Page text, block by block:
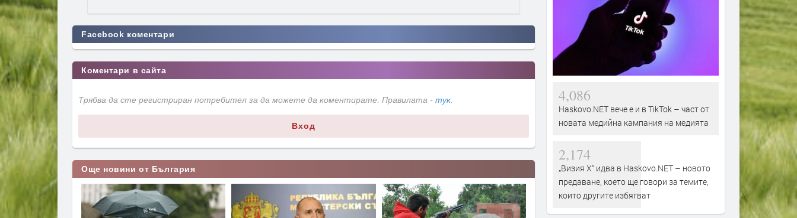
Facebook коментари
Коментари в сайта
Трябва да сте регистриран потребител за да можете да коментирате. Правилата - тук.
Вход
Още новини от България
4,086
Haskovo.NET вече е и в TikTok – част от
новата медийна кампания на медията
2,174
„Визия Х“ идва в Haskovo.NET – новото
предаване, което ще говори за темите,
които другите избягват